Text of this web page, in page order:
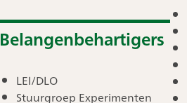
Belangenbehartigers
LEI/DLO
Stuurgroep Experimenten